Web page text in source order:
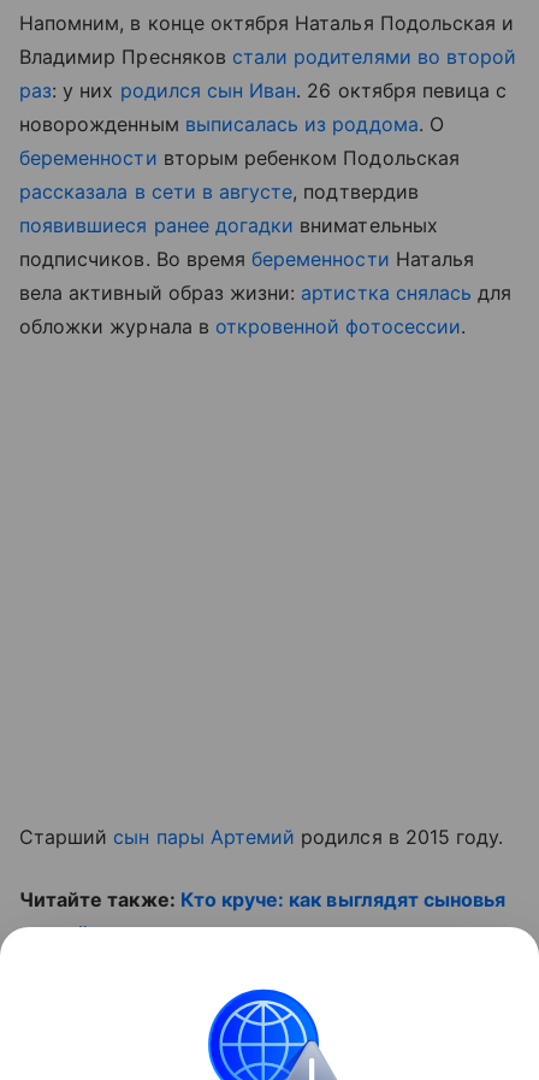
Напомним, в конце октября Наталья Подольская и
Владимир Пресняков стали родителями во второй
раз: у них родился сын Иван. 26 октября певица с
новорожденным выписалась из роддома. О
беременности вторым ребенком Подольская
рассказала в сети в августе, подтвердив
появившиеся ранее догадки внимательных
подписчиков. Во времябеременности Наталья
вела активный образ жизни: артистка снялась для
обложки журнала в откровенной фотосессии.
Старший сын пары Артемий родился в 2015 году.
Читайте также: Кто круче: как выглядят сыновья
российских звезд и их голливудские ровесники.
Контент недоступен